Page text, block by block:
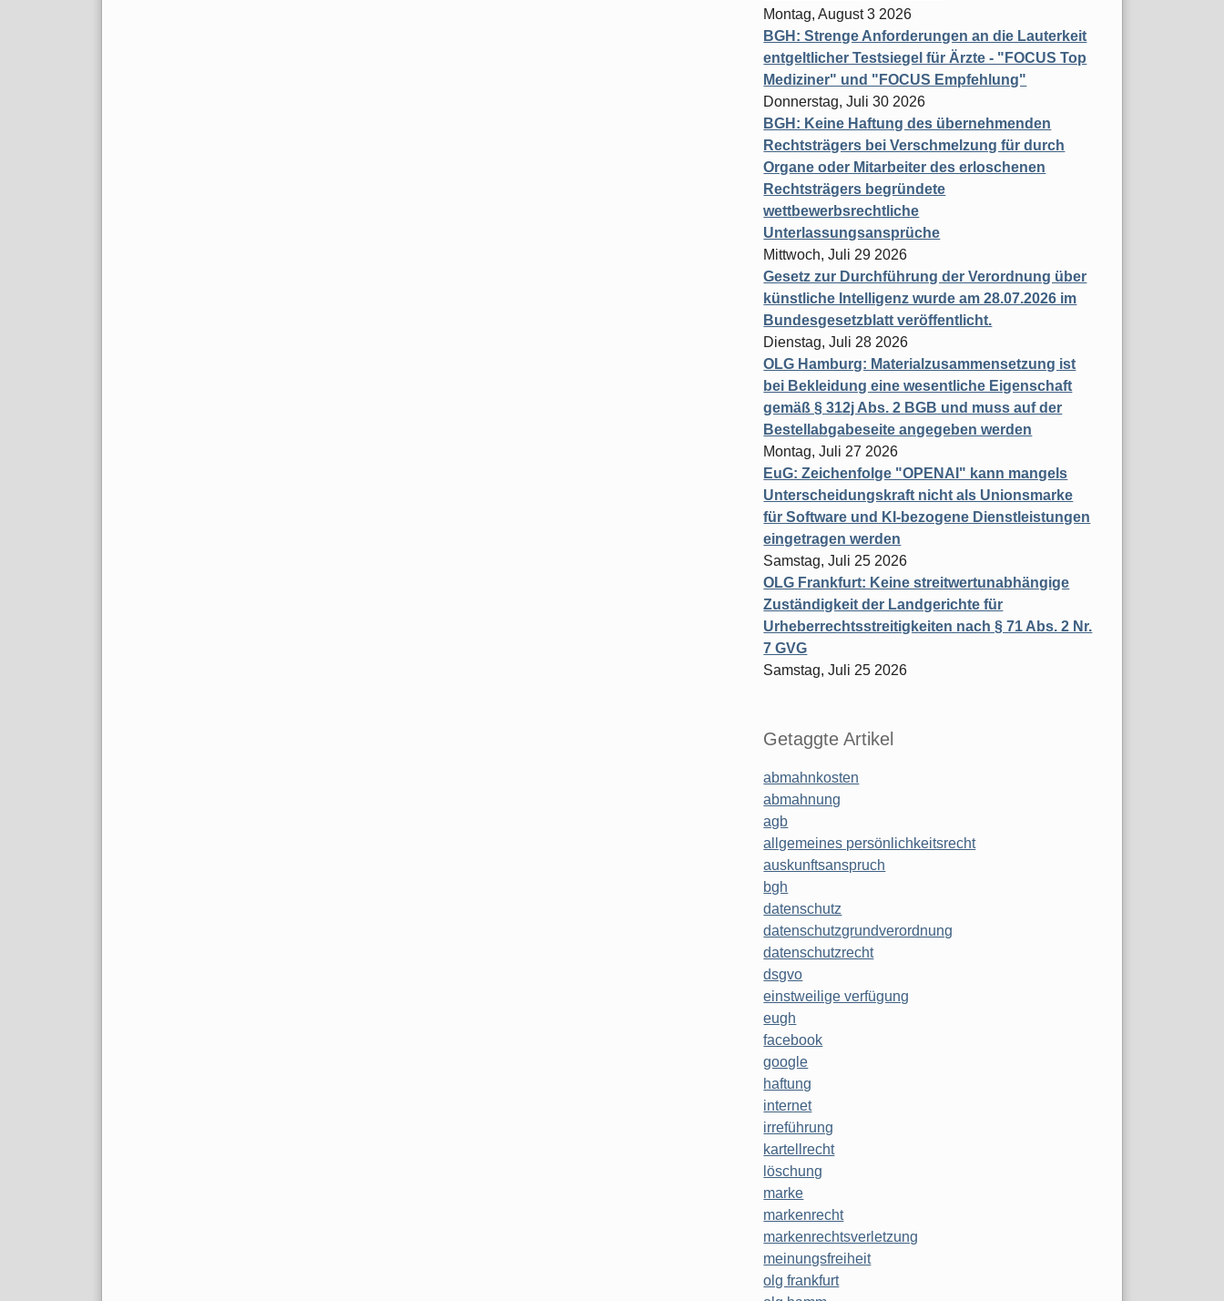
Montag, August 3 2026
BGH: Strenge Anforderungen an die Lauterkeit
entgeltlicher Testsiegel für Ärzte - "FOCUS Top
Mediziner" und "FOCUS Empfehlung"
Donnerstag, Juli 30 2026
BGH: Keine Haftung des übernehmenden
Rechtsträgers bei Verschmelzung für durch
Organe oder Mitarbeiter des erloschenen
Rechtsträgers begründete
wettbewerbsrechtliche
Unterlassungsansprüche
Mittwoch, Juli 29 2026
Gesetz zur Durchführung der Verordnung über
künstliche Intelligenz wurde am 28.07.2026 im
Bundesgesetzblatt veröffentlicht.
Dienstag, Juli 28 2026
OLG Hamburg: Materialzusammensetzung ist
bei Bekleidung eine wesentliche Eigenschaft
gemäß § 312j Abs. 2 BGB und muss auf der
Bestellabgabeseite angegeben werden
Montag, Juli 27 2026
EuG: Zeichenfolge "OPENAI" kann mangels
Unterscheidungskraft nicht als Unionsmarke
für Software und KI-bezogene Dienstleistungen
eingetragen werden
Samstag, Juli 25 2026
OLG Frankfurt: Keine streitwertunabhängige
Zuständigkeit der Landgerichte für
Urheberrechtsstreitigkeiten nach § 71 Abs. 2 Nr.
7 GVG
Samstag, Juli 25 2026
Getaggte Artikel
abmahnkosten
abmahnung
agb
allgemeines persönlichkeitsrecht
auskunftsanspruch
bgh
datenschutz
datenschutzgrundverordnung
datenschutzrecht
dsgvo
einstweilige verfügung
eugh
facebook
google
haftung
internet
irreführung
kartellrecht
löschung
marke
markenrecht
markenrechtsverletzung
meinungsfreiheit
olg frankfurt